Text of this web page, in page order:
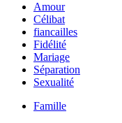
Amour
Célibat
fiancailles
Fidélité
Mariage
Séparation
Sexualité
Famille